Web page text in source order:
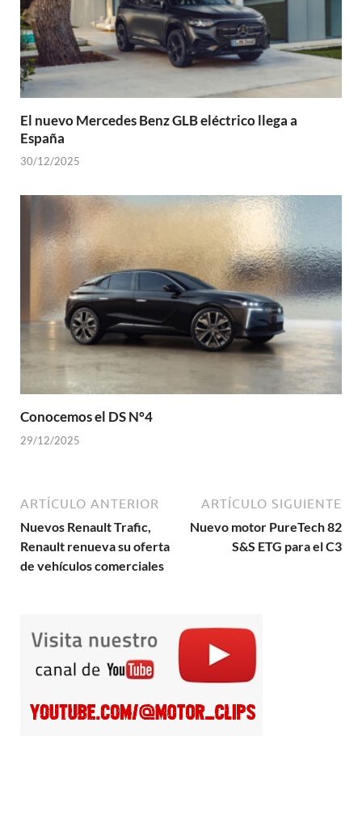
El nuevo Mercedes Benz GLB eléctrico llega a
España
30/12/2025
Conocemos el DS N°4
29/12/2025
ARTÍCULO ANTERIOR
Nuevos Renault Trafic,
Renault renueva su oferta
de vehículos comerciales
ARTÍCULO SIGUIENTE
Nuevo motor PureTech 82
S&S ETG para el C3